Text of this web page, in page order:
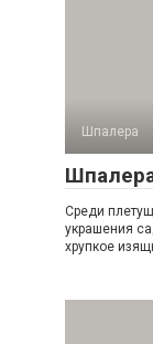
Шпалера
Среди
украшения
хрупкое